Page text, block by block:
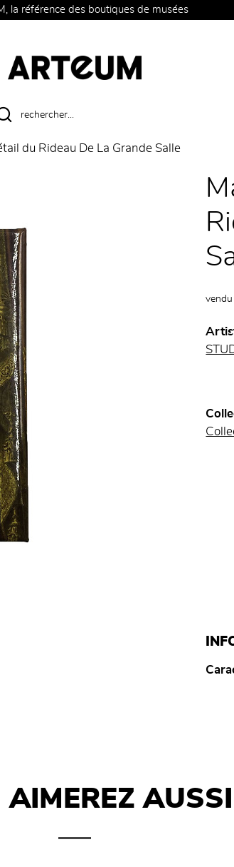
la référence des boutiques de musées
du Rideau De La Grande Salle
AUSSI